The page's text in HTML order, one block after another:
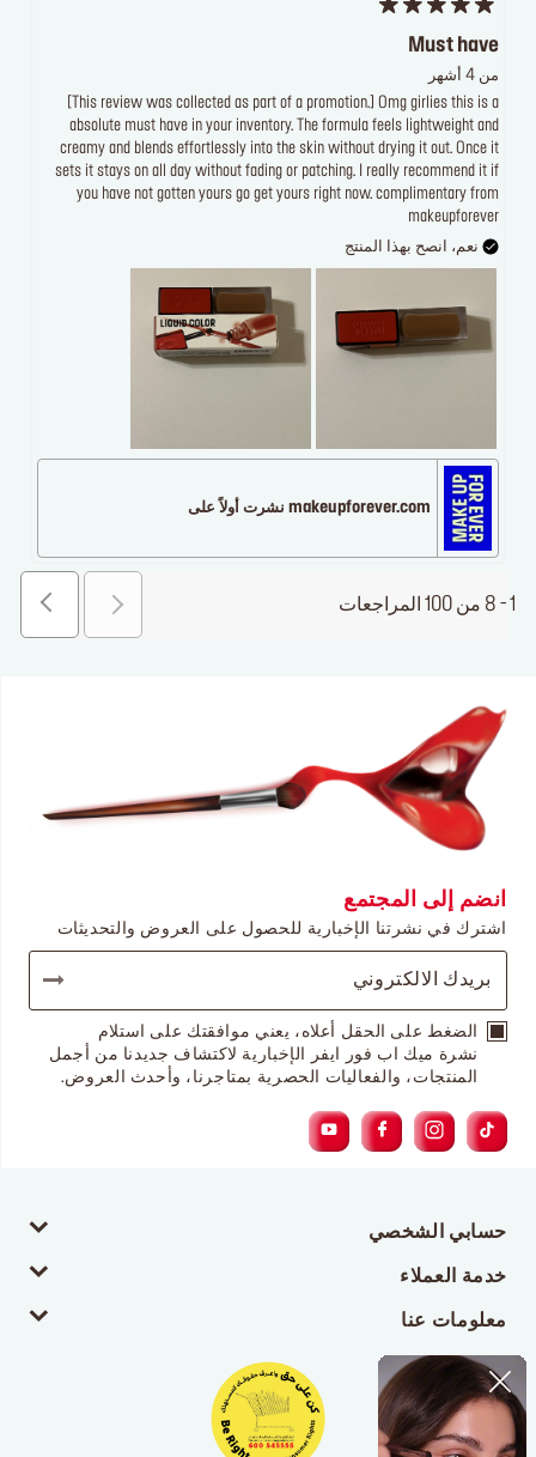
Must have
من 4 أشهر
[This review was collected as part of a promotion.] Omg girlies this is a
absolute must have in your inventory. The formula feels lightweight and
creamy and blends effortlessly into the skin without drying it out. Once it
sets it stays on all day without fading or patching. I really recommend it if
you have not gotten yours go get yours right now. complimentary from
makeupforever
نعم، انصح بهذا المنتج
makeupforever.com نشرت أولاً على
1 - 8 من 100 المراجعات
انضم إلى المجتمع
اشترك في نشرتنا الإخبارية للحصول على العروض والتحديثات
الضغط على الحقل أعلاه، يعني موافقتك على استلام
نشرة ميك اب فور ايفر الإخبارية لاكتشاف جديدنا من أجمل
المنتجات، والفعاليات الحصرية بمتاجرنا، وأحدث العروض.
حسابي الشخصي
خدمة العملاء
معلومات عنا